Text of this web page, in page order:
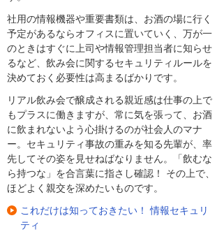
社用の情報機器や重要書類は、お酒の場に行く
予定があるならオフィスに置いていく、万が一
のときはすぐに上司や情報管理担当者に知らせ
るなど、飲み会に関するセキュリティルールを
決めておく必要性は高まるばかりです。
リアル飲み会で醸成される親近感は仕事の上で
もプラスに働きますが、常に気を張って、お酒
に飲まれないよう心掛けるのが社会人のマナ
ー。セキュリティ事故の重みを知る先輩が、率
先してその姿を見せねばなりません。「飲むな
ら持つな」を合言葉に指さし確認！ その上で、
ほどよく親交を深めたいものです。
これだけは知っておきたい！ 情報セキュリ
ティ